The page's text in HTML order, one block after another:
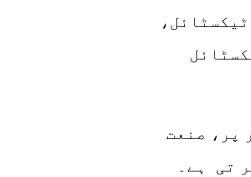
پر، صنعت
تی ہے۔